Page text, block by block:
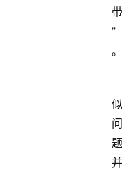
带
”
。
似
问
题
并